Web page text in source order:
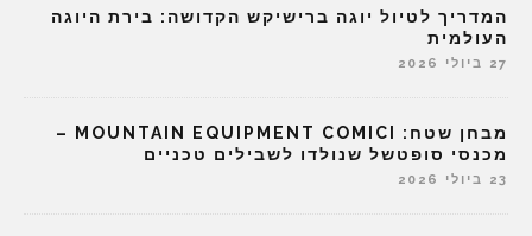
המדריך לטיול יוגה ברישיקש הקדושה: בירת היוגה
העולמית
27 ביולי 2026
מבחן שטח: MOUNTAIN EQUIPMENT COMICI –
מכנסי סופטשל שנולדו לשבילים טכניים
23 ביולי 2026